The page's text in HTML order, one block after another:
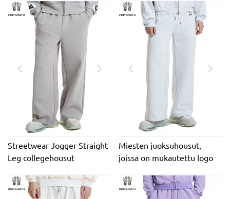
Ranskalaiset Terry Baggy -
housut miehille
Streetwear Jogger Straight
Leg collegehousut
lenkkeilyhousut halvalla
tukkuverkossa miehille
Miesten juoksuhousut,
joissa on mukautettu logo
lenkkeilyhousut
korkealaatuiset 100 %